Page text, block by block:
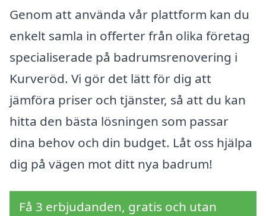
Genom att använda vår plattform kan du
enkelt samla in offerter från olika företag
specialiserade på badrumsrenovering i
Kurveröd. Vi gör det lätt för dig att
jämföra priser och tjänster, så att du kan
hitta den bästa lösningen som passar
dina behov och din budget. Låt oss hjälpa
dig på vägen mot ditt nya badrum!
Få 3 erbjudanden, gratis och utan